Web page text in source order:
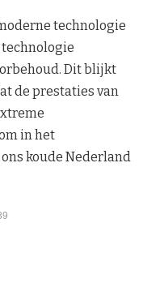
technologie
technologie
Dit blijkt
de prestaties van
in het
koude Nederland